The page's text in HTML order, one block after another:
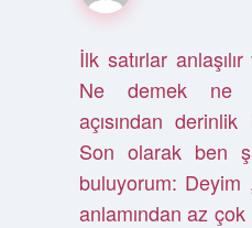
İlk satırlar
Ne demek ne
açısından
Son olarak ben
buluyorum:
anlamından az